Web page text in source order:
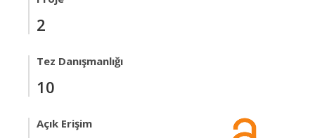
2
Tez Danışmanlığı
10
Açık Erişim